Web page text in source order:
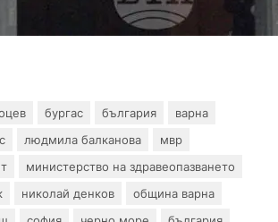
бургас българия
варна
людмила балканова
мвр
министерство на здравеопазването
николай денков
община варна